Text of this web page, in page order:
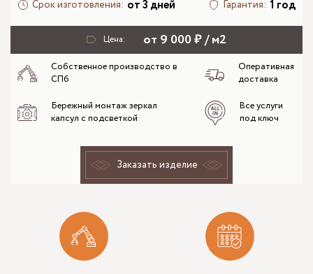
Срок изготовления: от 3 дней Гарантия: 1 год
Цена: от 9 000 ₽ / м2
Собственное производство в
СПб
Оперативная
доставка
Бережный монтаж зеркал
капсул с подсветкой
Все услуги
под ключ
Заказать изделие